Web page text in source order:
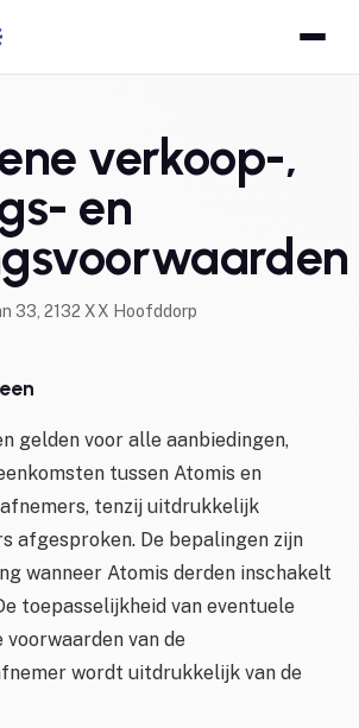
verkoop-,
en
33, 2132 XX Hoofddorp
gelden voor alle aanbiedingen,
tussen Atomis en
tenzij uitdrukkelijk
afgesproken. De bepalingen zijn
wanneer Atomis derden inschakelt
toepasselijkheid van eventuele
voorwaarden van de
wordt uitdrukkelijk van de